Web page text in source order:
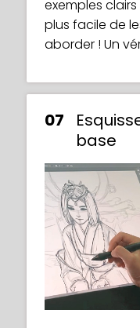
exemples
plus facile de
aborder ! Un
07
base